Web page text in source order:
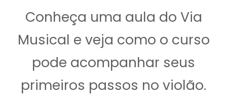
Conheça uma aula do Via
Musical e veja como o curso
pode acompanhar seus
primeiros passos no violão.